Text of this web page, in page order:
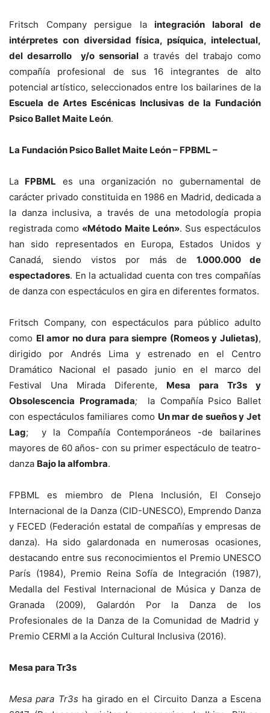
Fritsch Company persigue la integración laboral de
intérpretes con diversidad física, psíquica, intelectual,
del desarrollo y/o sensoriala través del trabajo como
compañía profesional de sus 16 integrantes de alto
potencial artístico, seleccionados entre los bailarines de la
Escuela de Artes Escénicas Inclusivas de la Fundación
Psico Ballet Maite León.
La Fundación Psico Ballet Maite León – FPBML –
La FPBML es una organización no gubernamental de
carácter privado constituida en 1986 en Madrid, dedicada a
la danza inclusiva, a través de una metodología propia
registrada como «Método Maite León». Sus espectáculos
han sido representados en Europa, Estados Unidos y
Canadá, siendo vistos por más de 1.000.000 de
espectadores. En la actualidad cuenta con tres compañías
de danza con espectáculos en gira en diferentes formatos.
Fritsch Company, con espectáculos para público adulto
como El amor no dura para siempre (Romeos y Julietas),
dirigido por Andrés Lima y estrenado en el Centro
Dramático Nacional el pasado junio en el marco del
Festival Una Mirada Diferente, Mesa para Tr3s y
Obsolescencia Programada; la Compañía Psico Ballet
con espectáculos familiares como Un mar de sueños y Jet
Lag; y la Compañía Contemporáneos -de bailarines
mayores de 60 años- con su primer espectáculo de teatro-
danza Bajo la alfombra.
FPBML es miembro de Plena Inclusión, El Consejo
Internacional de la Danza (CID-UNESCO), Emprendo Danza
y FECED (Federación estatal de compañías y empresas de
danza). Ha sido galardonada en numerosas ocasiones,
destacando entre sus reconocimientos el Premio UNESCO
París (1984), Premio Reina Sofía de Integración (1987),
Medalla del Festival Internacional de Música y Danza de
Granada (2009), Galardón Por la Danza de los
Profesionales de la Danza de la Comunidad de Madrid y
Premio CERMI a la Acción Cultural Inclusiva (2016).
Mesa para Tr3s
Mesa para Tr3s ha girado en el Circuito Danza a Escena